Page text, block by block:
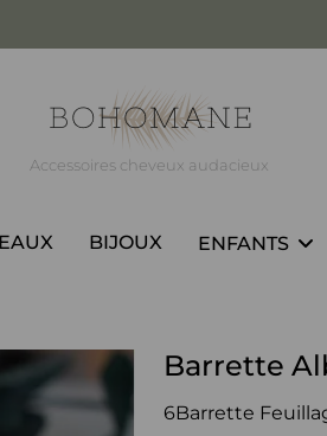
à domicile
Accessoires cheveux audacieux
BIJOUX ENFANTS
Barrette
6Barrette